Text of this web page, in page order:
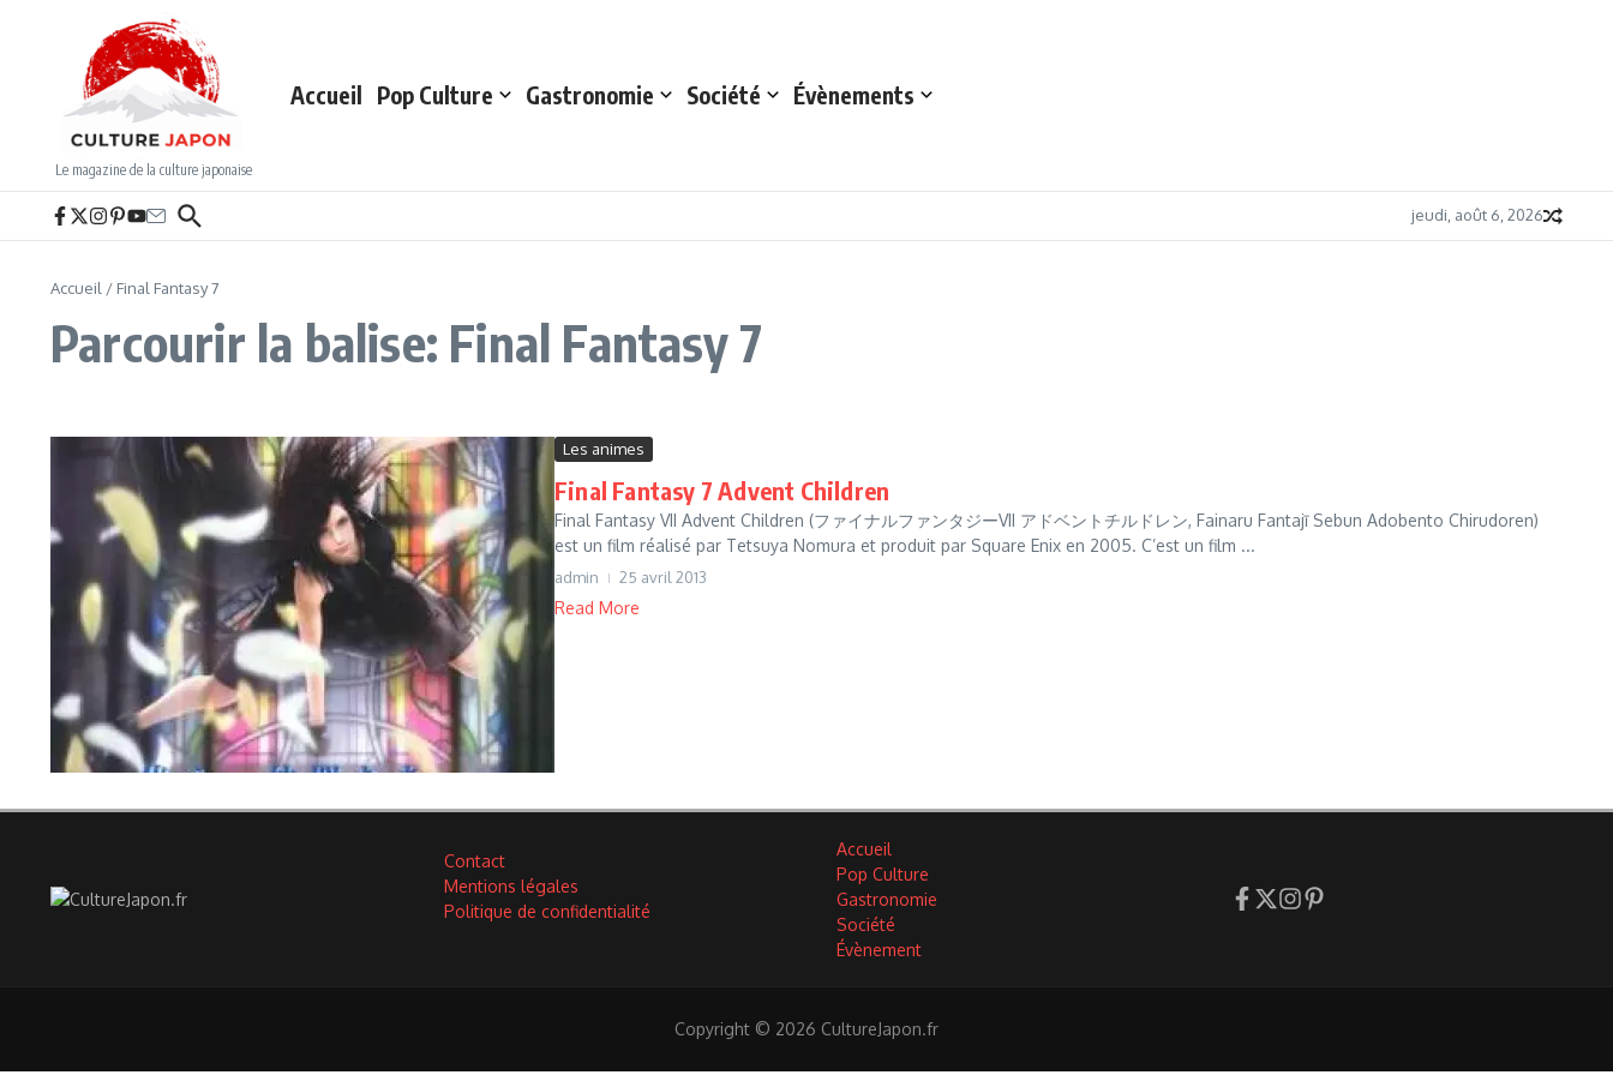
Le magazine de la culture japonaise
Accueil Pop Culture Gastronomie Société Évènements
jeudi, août 6, 2026
Accueil / Final Fantasy 7
Parcourir la balise: Final Fantasy 7
Les animes
Final Fantasy 7 Advent Children
Final Fantasy VII Advent Children (ファイナルファンタジーVII アドベントチルドレン, Fainaru Fantajī Sebun Adobento Chirudoren)
est un film réalisé par Tetsuya Nomura et produit par Square Enix en 2005. C’est un film ...
admin 25 avril 2013
Read More
Contact
Mentions légales
Politique de confidentialité
Accueil
Pop Culture
Gastronomie
Société
Évènement